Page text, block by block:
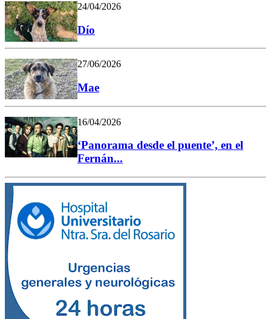
24/04/2026
Dío
27/06/2026
Mae
16/04/2026
‘Panorama desde el puente’, en el
Fernán...